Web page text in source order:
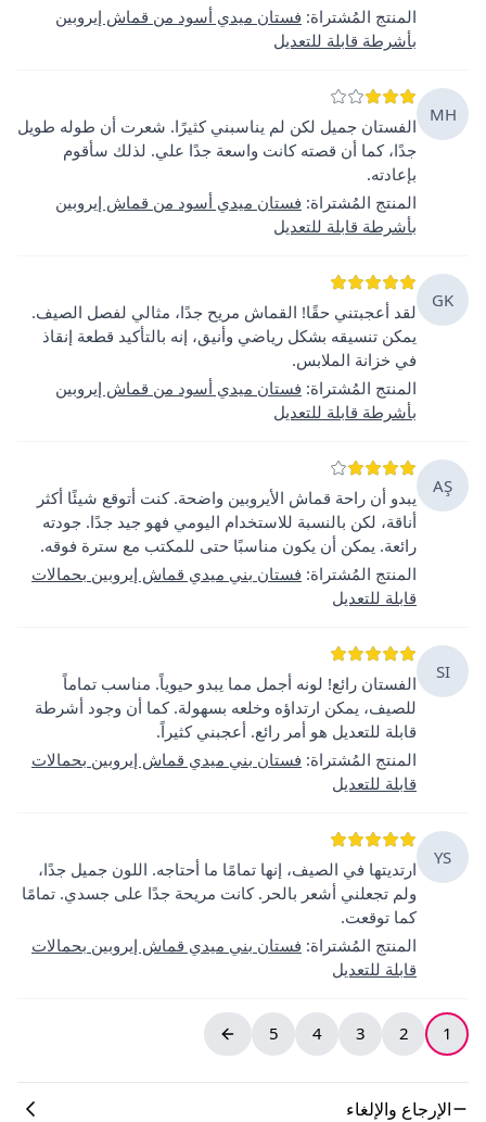
المنتج المُشتراة: فستان ميدي أسود من قماش إيروبين
بأشرطة قابلة للتعديل
MH
الفستان جميل لكن لم يناسبني كثيرًا. شعرت أن طوله طويل
جدًا، كما أن قصته كانت واسعة جدًا علي. لذلك سأقوم
بإعادته.
المنتج المُشتراة: فستان ميدي أسود من قماش إيروبين
بأشرطة قابلة للتعديل
GK
لقد أعجبتني حقًا! القماش مريح جدًا، مثالي لفصل الصيف.
يمكن تنسيقه بشكل رياضي وأنيق، إنه بالتأكيد قطعة إنقاذ
في خزانة الملابس.
المنتج المُشتراة: فستان ميدي أسود من قماش إيروبين
بأشرطة قابلة للتعديل
AŞ
يبدو أن راحة قماش الأيروبين واضحة. كنت أتوقع شيئًا أكثر
أناقة، لكن بالنسبة للاستخدام اليومي فهو جيد جدًا. جودته
رائعة. يمكن أن يكون مناسبًا حتى للمكتب مع سترة فوقه.
المنتج المُشتراة: فستان بني ميدي قماش إيروبين بحمالات
قابلة للتعديل
SI
الفستان رائع! لونه أجمل مما يبدو حيوياً. مناسب تماماً
للصيف، يمكن ارتداؤه وخلعه بسهولة. كما أن وجود أشرطة
قابلة للتعديل هو أمر رائع. أعجبني كثيراً.
المنتج المُشتراة: فستان بني ميدي قماش إيروبين بحمالات
قابلة للتعديل
YS
ارتديتها في الصيف، إنها تمامًا ما أحتاجه. اللون جميل جدًا،
ولم تجعلني أشعر بالحر. كانت مريحة جدًا على جسدي. تمامًا
كما توقعت.
المنتج المُشتراة: فستان بني ميدي قماش إيروبين بحمالات
قابلة للتعديل
1
2
3
4
5
الإرجاع والإلغاء